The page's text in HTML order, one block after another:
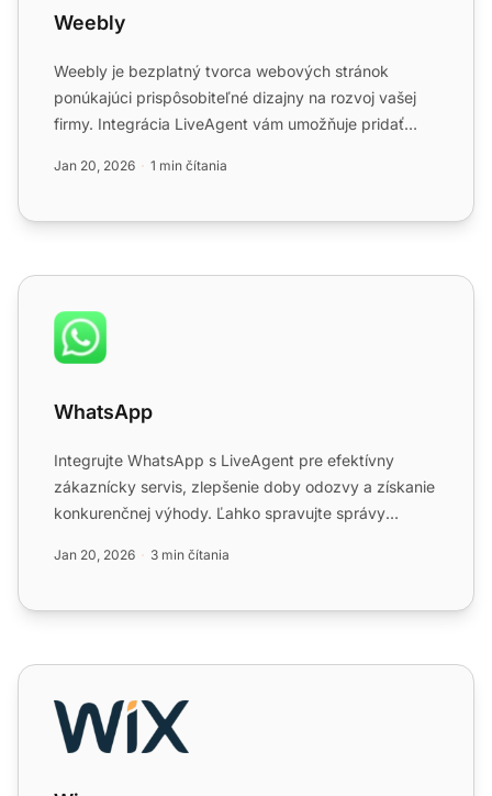
Weebly
Weebly je bezplatný tvorca webových stránok
ponúkajúci prispôsobiteľné dizajny na rozvoj vašej
firmy. Integrácia LiveAgent vám umožňuje pridať
Jan 20, 2026 1 min čítania
WhatsApp
WhatsApp
Integrujte WhatsApp s LiveAgent pre efektívny
zákaznícky servis, zlepšenie doby odozvy a získanie
konkurenčnej výhody. Ľahko spravujte správy
Jan 20, 2026 3 min čítania
Wix